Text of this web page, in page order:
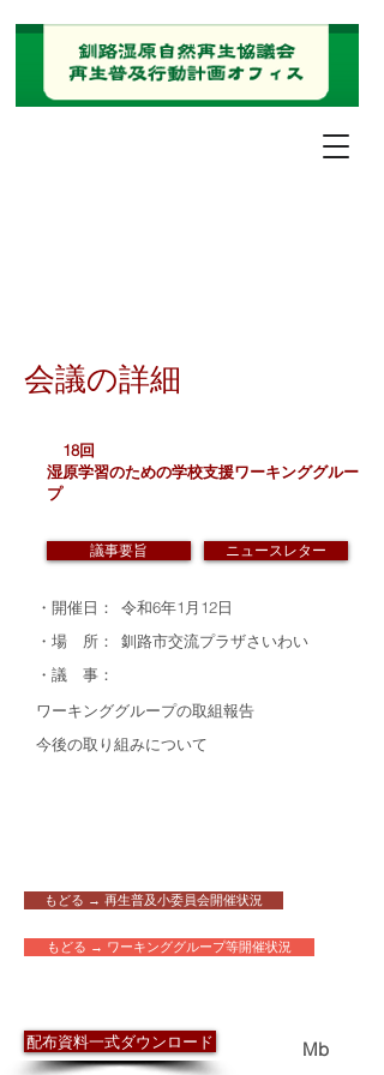
会議の詳細
18回
湿原学習のための学校支援ワーキンググルー
プ
議事要旨 ニュースレター
・開催日：
令和6年1月12日
・場 所：
釧路市交流プラザさいわい
・議 事：
ワーキンググループの取組報告
今後の取り組みについて
もどる → 再生普及小委員会開催状況
もどる → ワーキンググループ等開催状況
配布資料一式ダウンロード Mb